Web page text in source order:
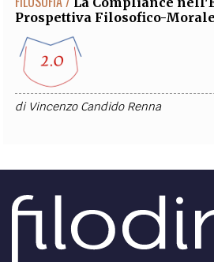
Prospettiva Filosofico-Morale
di Vincenzo Candido Renna